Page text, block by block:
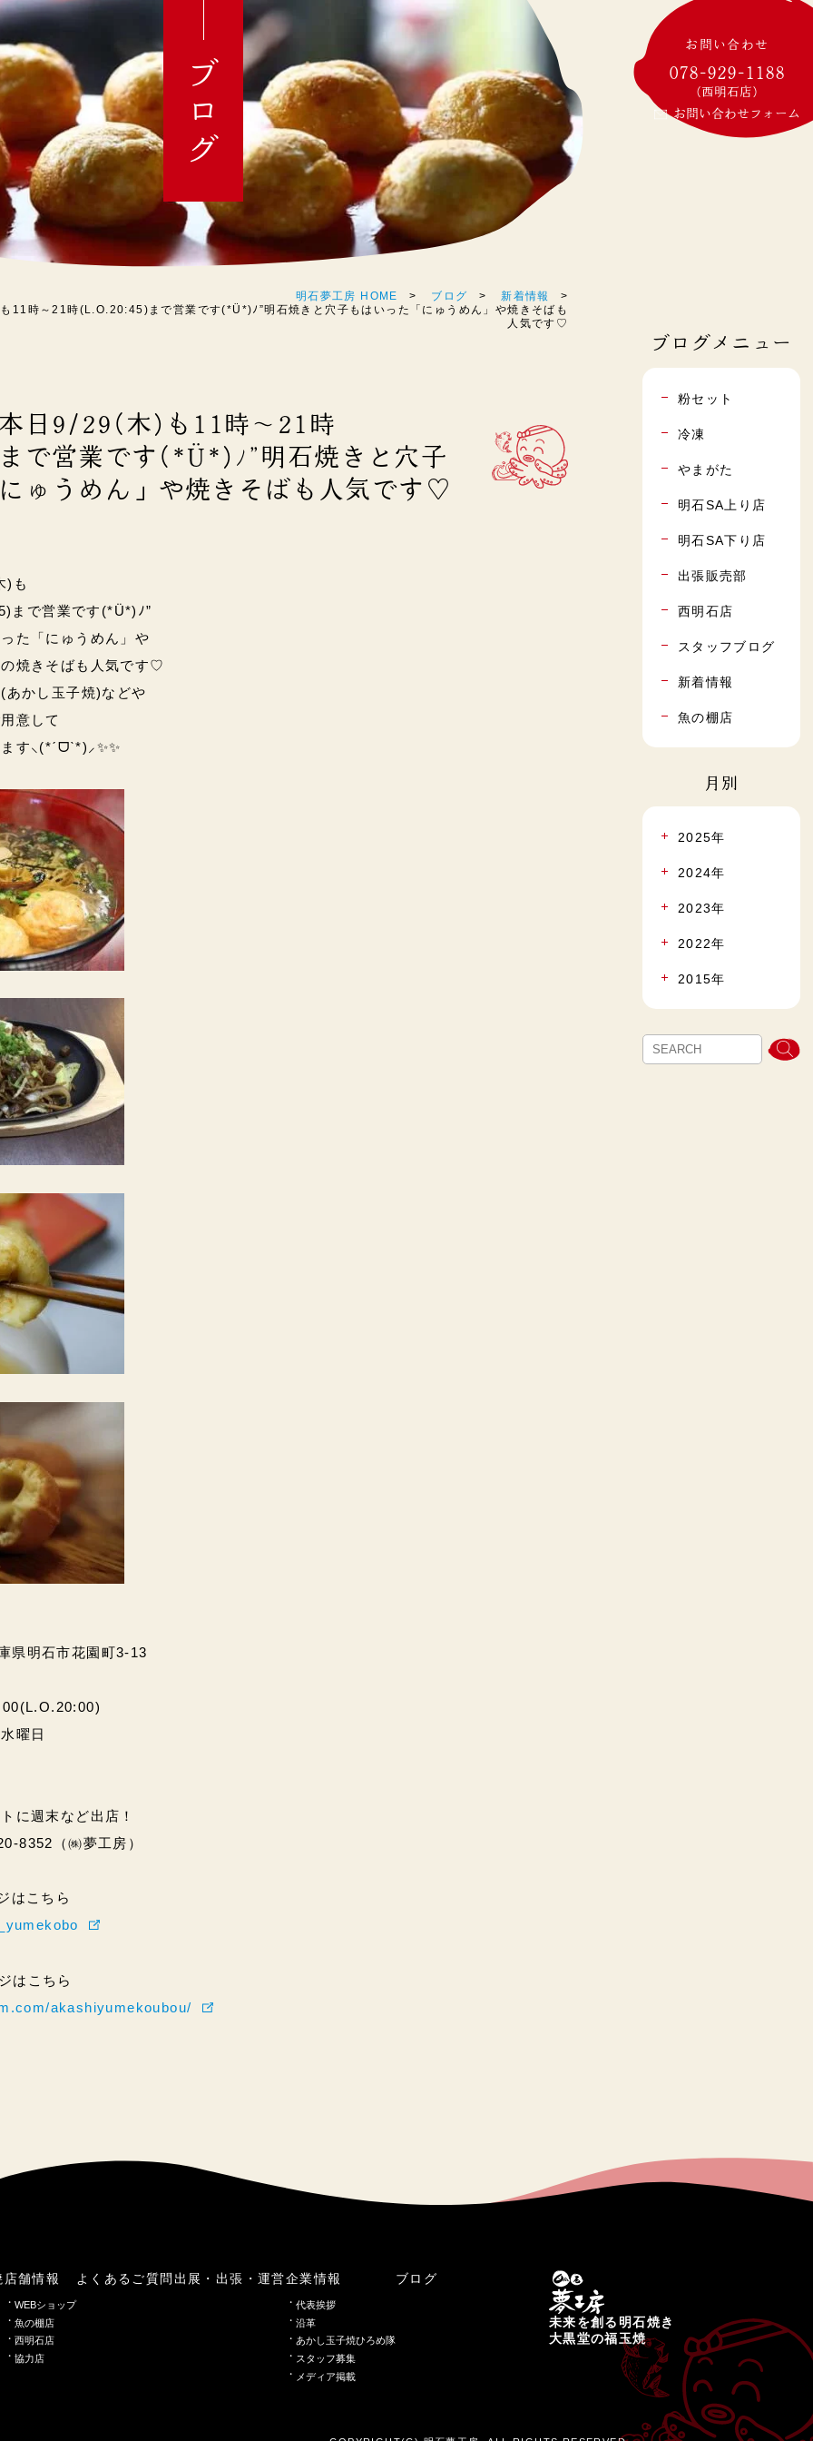
ブログ
明石夢工房 HOME ブログ
新着情報
11時～21時(L.O.20:45)まで営業です(*Ü*)ﾉ”明石焼きと穴子もはいった「にゅうめん」や焼きそばも
人気です♡
日9/29(木)も11時～21時
で営業です(*Ü*)ﾉ”明石焼きと穴子
ゅうめん」や焼きそばも人気です♡
)も
まで営業です(*Ü*)ﾉ”
た「にゅうめん」や
焼きそばも人気です♡
あかし玉子焼)などや
意して
す⸜(*ˊᗜˋ*)⸝✨✨
明石市花園町3-13
曜日
に週末など出店！
8352（㈱夢工房）
はこちら
はこちら
akashiyumekoubou/
お問い合わせ
078-929-1188
(西明石店)
お問い合わせフォーム
ブログメニュー
粉セット
冷凍
やまがた
明石SA上り店
明石SA下り店
出張販売部
西明石店
スタッフブログ
新着情報
魚の棚店
月別
2025年
2024年
2023年
2022年
2015年
未来を創る明石焼き
大黒堂の福玉焼
店舗情報
WEBショップ
魚の棚店
西明石店
協力店
よくあるご質問 出展・出張・運営企業情報
代表挨拶
沿革
あかし玉子焼ひろめ隊
スタッフ募集
メディア掲載
ブログ